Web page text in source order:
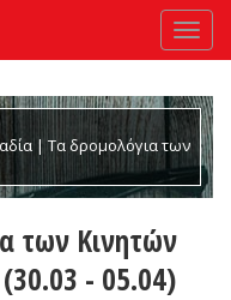
| Τα δρομολόγια των
των Κινητών
- 05.04)